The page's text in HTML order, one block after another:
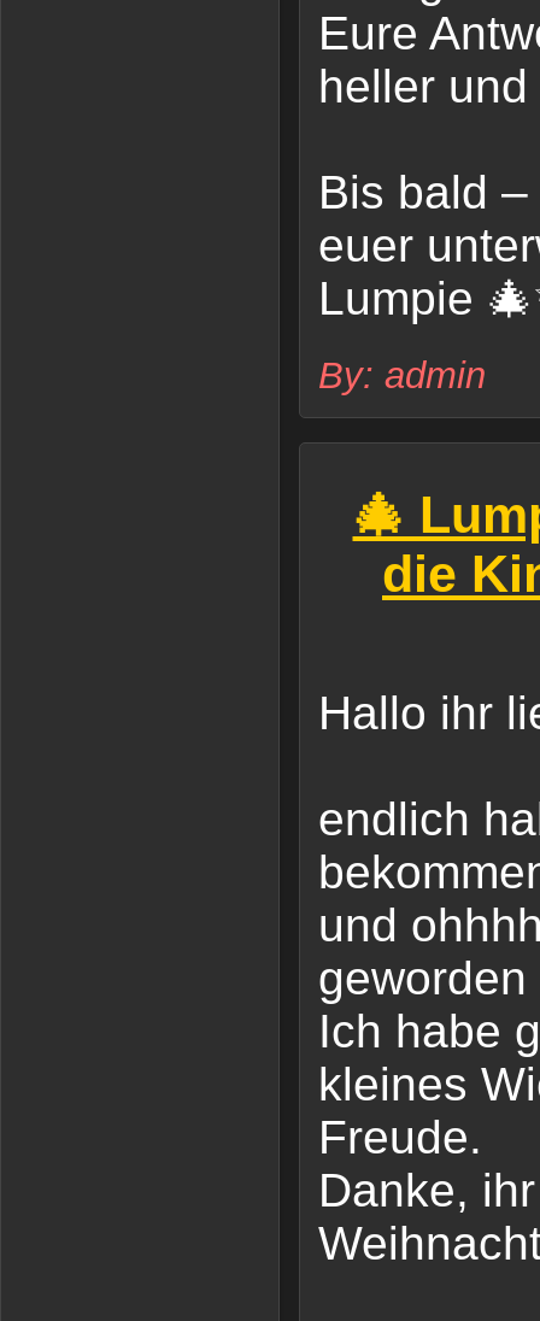
Eure
heller
Bis bald –
euer
Lumpie
By: admin
🎄
die
Hallo ihr
endlich
und
geworden
Ich habe
kleines
Freude.
Danke,